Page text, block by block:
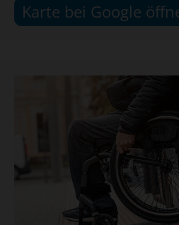
Karte bei Google